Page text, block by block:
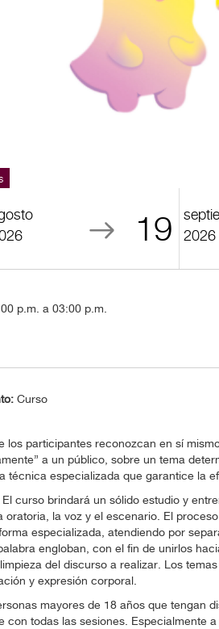
19
2026
p.m. a 03:00 p.m.
Curso
los participantes reconozcan en sí
a un público, sobre un tema
técnica especializada que garantice la
El curso brindará un sólido estudio y
oratoria, la voz y el escenario. El
especializada, atendiendo por
engloban, con el fin de unirlos
del discurso a realizar. Los
y expresión corporal.
mayores de 18 años que tengan
con todas las sesiones. Especialmente